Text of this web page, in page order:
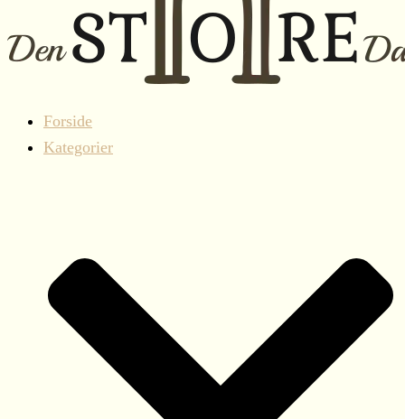
Forside
Kategorier